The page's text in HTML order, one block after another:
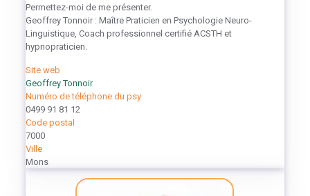
Permettez-moi de me présenter.
Geoffrey Tonnoir : Maître Praticien en Psychologie Neuro-
Linguistique, Coach professionnel certifié ACSTH et
hypnopraticien.
Site web
Geoffrey Tonnoir
Numéro de téléphone du psy
0499 91 81 12
Code postal
7000
Ville
Mons